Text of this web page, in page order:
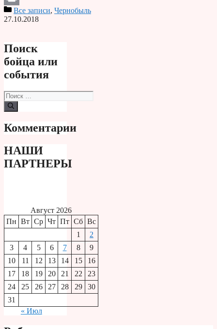
PrintВсе записи, Чернобыль
27.10.2018
Поиск
бойца или
события
Поиск:
Комментарии
НАШИ
ПАРТНЕРЫ
Август 2026
Пн Вт Ср Чт Пт Сб Вс
1
2
3
4 5 6 7 8
9
10
11 12 13 14 15
16
17
18 19 20 21 22
23
24
25 26 27 28 29
30
31
« Июл